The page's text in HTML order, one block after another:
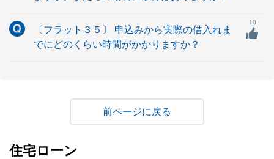
〔フラット３５〕 申込みから実際の借入れま
でにどのくらい時間がかかりますか？
10
戻る
住宅ローン